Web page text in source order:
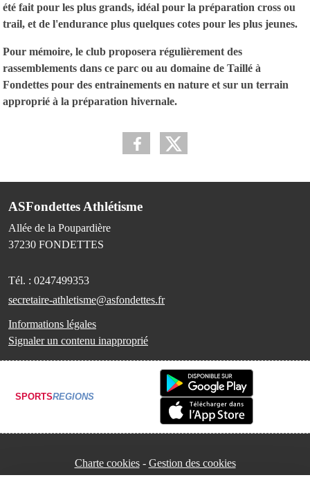
été fait pour les plus grands, idéal pour la préparation cross ou
trail, et de l'endurance plus quelques cotes pour les plus jeunes.
Pour mémoire, le club proposera régulièrement des
rassemblements dans ce parc ou au domaine de Taillé à
Fondettes pour des entrainements en nature et sur un terrain
approprié à la préparation hivernale.
ASFondettes Athlétisme
Allée de la Poupardière
37230 FONDETTES
Tél. : 0247499353
secretaire-athletisme@asfondettes.fr
Informations légales
Signaler un contenu inapproprié
SPORTSREGIONS
Charte cookies Gestion des cookies